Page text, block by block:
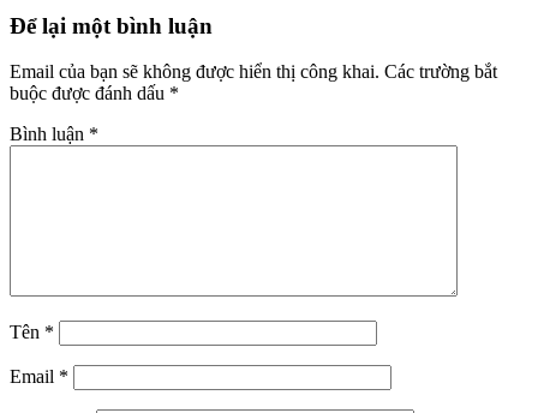
Để lại một bình luận
Email của bạn sẽ không được hiển thị công khai. Các trường bắt
buộc được đánh dấu *
Bình luận *
Tên *
Email *